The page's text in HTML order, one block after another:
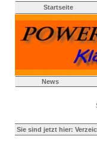
Startseite
News
Sie sind jetzt hier: